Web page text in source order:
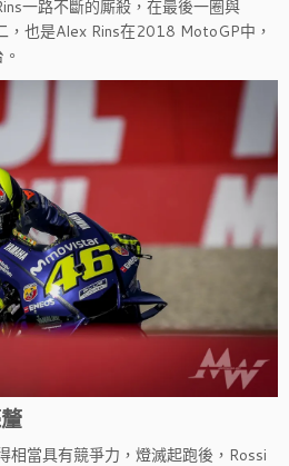
一路不斷的廝殺，在最後一圈與
，也是Alex Rins在2018 MotoGP中，
相當具有競爭力，燈滅起跑後，Rossi